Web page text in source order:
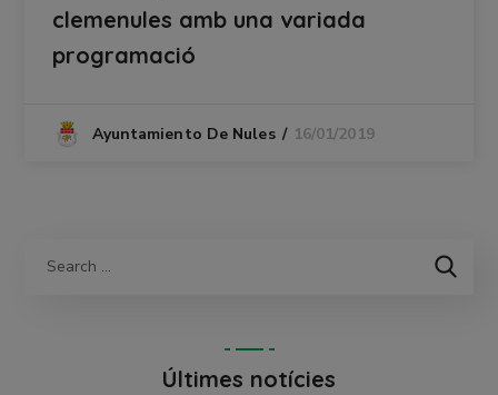
clemenules amb una variada
programació
Ayuntamiento De Nules 16/01/2019
Últimes notícies